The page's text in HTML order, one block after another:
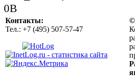
Контакты:
Тел.: +7 (495) 507-57-47
©